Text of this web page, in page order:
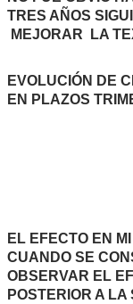
TRES AÑOS
MEJORAR LA
EVOLUCIÓN DE
EN PLAZOS
EL EFECTO EN
CUANDO SE
OBSERVAR EL
POSTERIOR A